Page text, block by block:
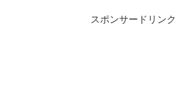
スポンサードリンク